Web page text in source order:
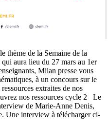
thème de la Semaine de la
aura lieu du 27 mars au 1er
Milan presse vous
à un concours sur le
extraites de nos
nos ressources cycle 2 Le
de Marie-Anne Denis,
Une interview à télécharger ci-